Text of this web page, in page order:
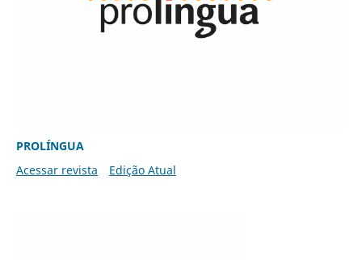
PROLÍNGUA
Acessar revista
Edição Atual